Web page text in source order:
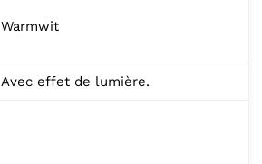
Warmwit
Avec effet de lumière.